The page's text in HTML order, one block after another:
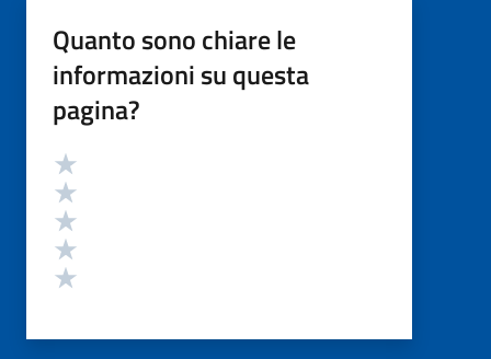
Quanto sono chiare le
informazioni su questa
pagina?
Valutazione